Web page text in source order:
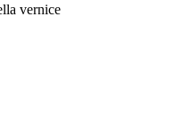
vernice